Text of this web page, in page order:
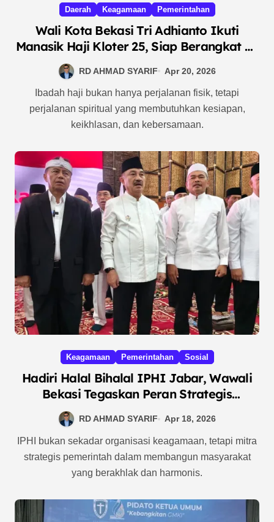
Daerah Keagamaan Pemerintahan
Wali Kota Bekasi Tri Adhianto Ikuti
Manasik Haji Kloter 25, Siap Berangkat ke
Tanah Suci Bersama Istri
RD AHMAD SYARIF Apr 20, 2026
perjalanan spiritual yang membutuhkan kesiapan,
keikhlasan, dan kebersamaan.
Keagamaan Pemerintahan Sosial
Hadiri Halal Bihalal IPHI Jabar, Wawali
Bekasi Tegaskan Peran Strategis
Organisasi sebagai Mitra Pemerintah
RD AHMAD SYARIF Apr 18, 2026
strategis pemerintah dalam membangun masyarakat
yang berakhlak dan harmonis.